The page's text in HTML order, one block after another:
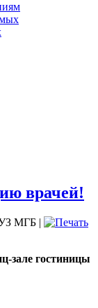
врачей!
МГБ |
зале гостиницы